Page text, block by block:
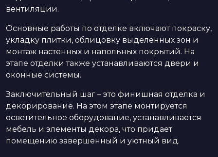
вентиляции.
Основные работы по отделке включают покраску,
укладку плитки, облицовку выделенных зон и
монтаж настенных и напольных покрытий. На
этапе отделки также устанавливаются двери и
оконные системы.
Заключительный шаг – это финишная отделка и
декорирование. На этом этапе монтируется
осветительное оборудование, устанавливается
мебель и элементы декора, что придает
помещению завершенный и уютный вид.